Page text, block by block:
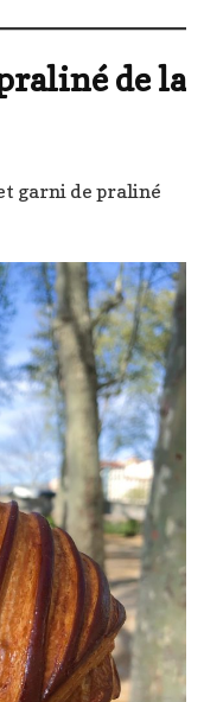
de la
garni de praliné